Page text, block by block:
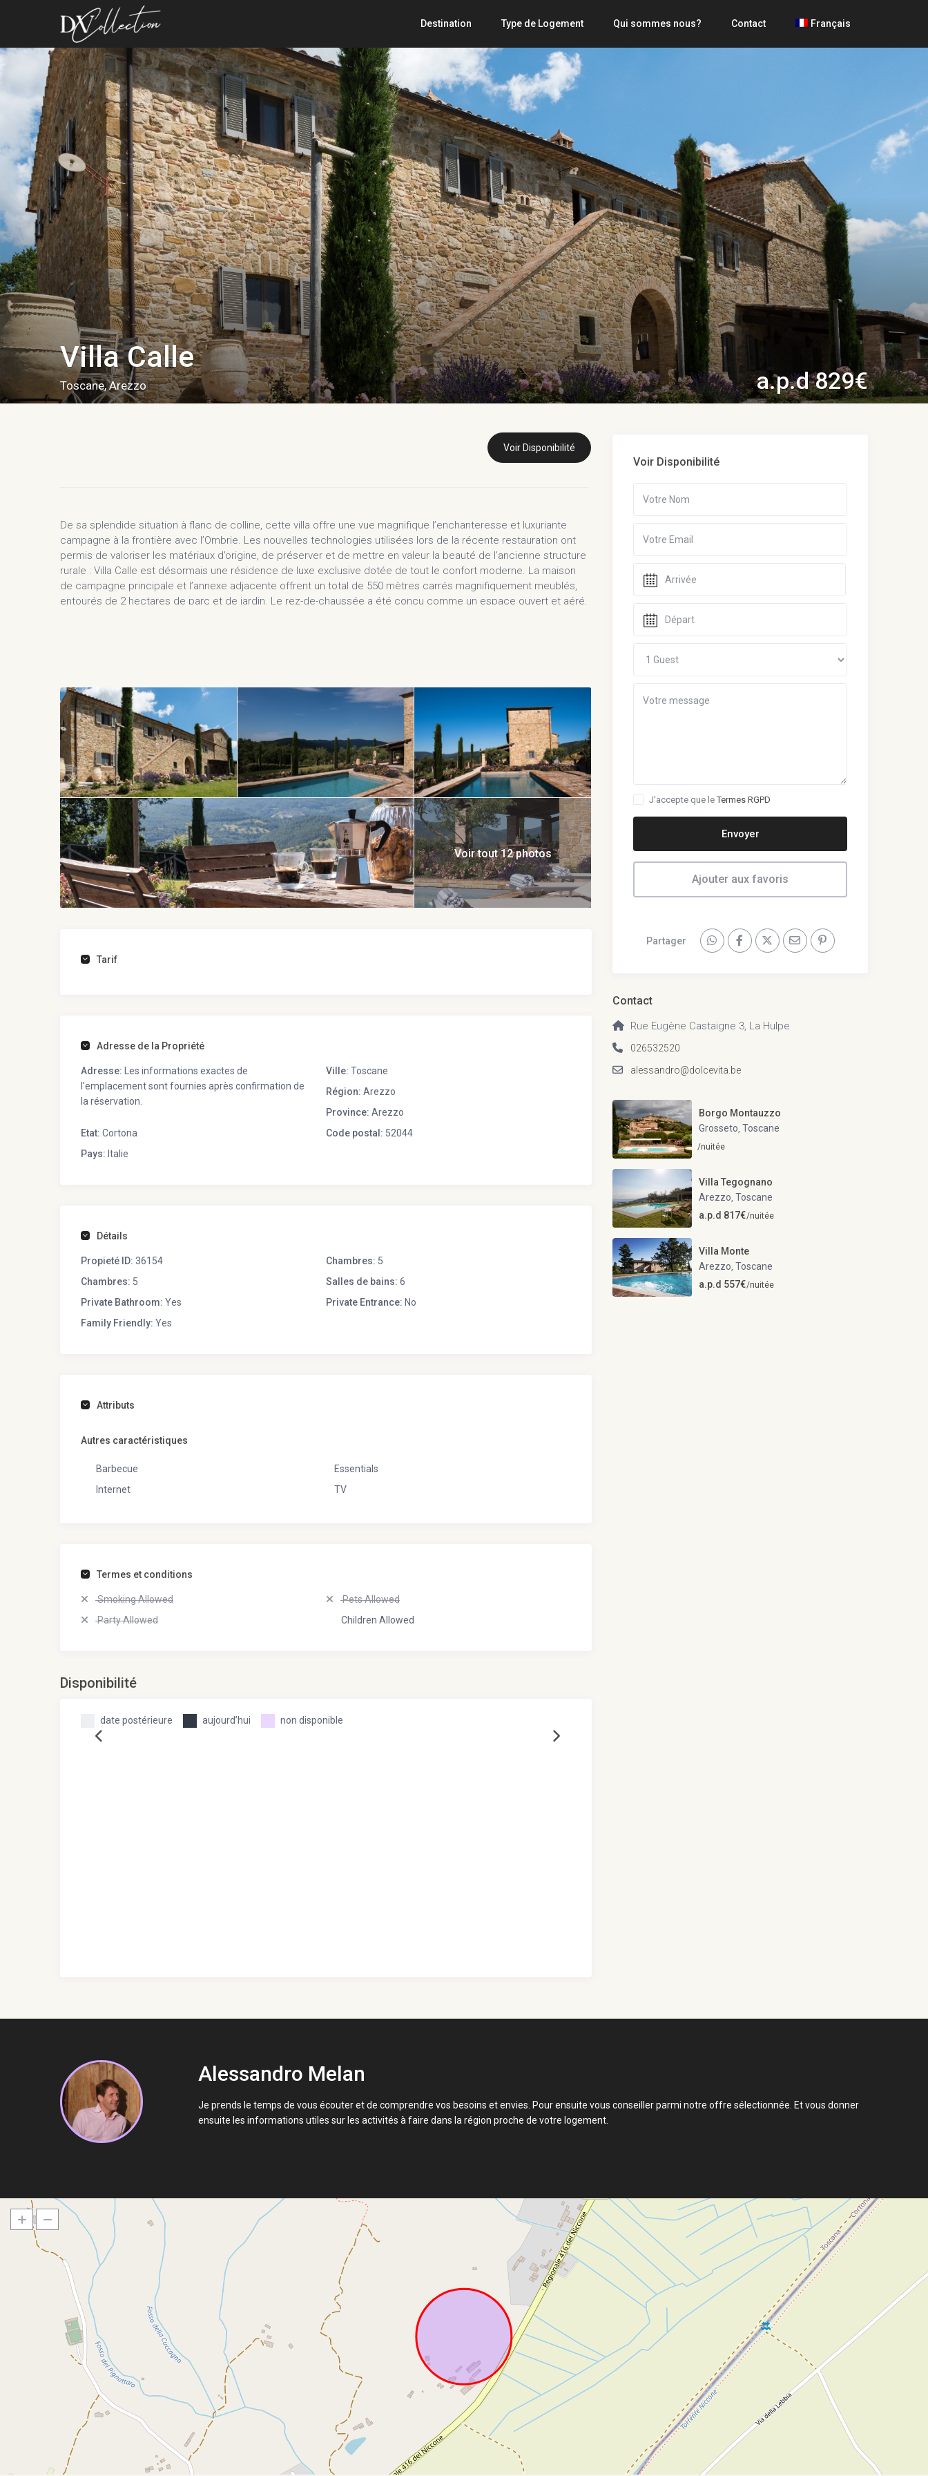
Destination Type de Logement Qui sommes nous? Contact Français
Villa Calle
Toscane,Arezzo a.p.d 829€
Voir Disponibilité
De sa splendide situation à flanc de colline, cette villa offre une vue magnifique l’enchanteresse et luxuriante
campagne à la frontière avec l’Ombrie. Les nouvelles technologies utilisées lors de la récente restauration ont
permis de valoriser les matériaux d’origine, de préserver et de mettre en valeur la beauté de l’ancienne structure
rurale : Villa Calle est désormais une résidence de luxe exclusive dotée de tout le confort moderne. La maison
de campagne principale et l’annexe adjacente offrent un total de 550 mètres carrés magnifiquement meublés,
entourés de 2 hectares de parc et de jardin. Le rez-de-chaussée a été conçu comme un espace ouvert et aéré,
suite avec une ancienne cheminée en pierre, une grande salle de bain et un dressing. Au même étage, il y a trois
autres chambres doubles, chacune avec salle de bain privée. La décoration riche et raffinée provient de la
douce combinaison entre meubles modernes et anciens, de peintures, de gravures et d’une grande collection
de livres. L’annexe adjacente au corps principal se compose d’un grand salon avec cheminée en pierre, d’une
cuisine rustique, d’une chambre double et d’une salle de bains. Toutes les fenêtres sont équipées de
moustiquaires, d’une alimentation en eau traitée avec des rayons UV et un adoucisseur, de panneaux solaires qui
fournissent de l’eau chaude supplémentaire à toutes les pièces avec l’avantage d’un système d’échange de
chaleur et de climatisation. La piscine de 11 m x 5 m est orientée plein sud dans une belle position panoramique
et elle est équipée d’un système de traitement automatique du sel et d’une couverture automatique. La
propriété est entièrement clôturée et garantit un maximum d’intimité et de tranquillité. Les commerces
(épicerie, boulangerie, supermarchés, …) les plus proches sont accessibles en dix minutes en voiture. À côté de
la grande oliveraie, il y a trois places de parking couverts et une place de parking non-couverte. Sur demande :
un cuisinier, chauffeur et service de nettoyage quotidien. Il existe de nombreuses tavernes locales et des
restaurants raffinés où vous pourrez déguster des plats traditionnels de l’Ombrie et de la Toscane
accompagnés d’excellents vins. LOCALISATIONS : Cortona (25 km), ville médiévale de Montone (18 km), Assise
Voir tout 12 photos
Tarif
Adresse de la Propriété
Adresse: Les informations exactes de
l'emplacement sont fournies après confirmation de
la réservation.
Ville: Toscane
Région: Arezzo
Province: Arezzo
Etat: Cortona Code postal: 52044
Pays: Italie
Détails
Propieté ID: 36154 Chambres: 5
Chambres: 5 Salles de bains: 6
Private Bathroom: Yes Private Entrance: No
Family Friendly: Yes
Attributs
Autres caractéristiques
Barbecue
Essentials
Internet
TV
Termes et conditions
Smoking Allowed
Pets Allowed
Party Allowed
Children Allowed
Disponibilité
date postérieure aujourd’hui non disponible
Voir Disponibilité
J'accepte que leTermes RGPD
Envoyer
Ajouter aux favoris
Partager
Contact
Rue Eugène Castaigne 3, La Hulpe
026532520
alessandro@dolcevita.be
Borgo Montauzzo
Grosseto Toscane
/nuitée
Villa Tegognano
Arezzo Toscane
a.p.d 817€/nuitée
Villa Monte
Arezzo Toscane
a.p.d 557€/nuitée
Alessandro Melan
Je prends le temps de vous écouter et de comprendre vos besoins et envies. Pour ensuite vous conseiller parmi notre offre sélectionnée. Et vous donner
ensuite les informations utiles sur les activités à faire dans la région proche de votre logement.